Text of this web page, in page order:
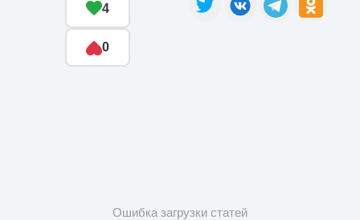
4
0
Ошибка загрузки статей